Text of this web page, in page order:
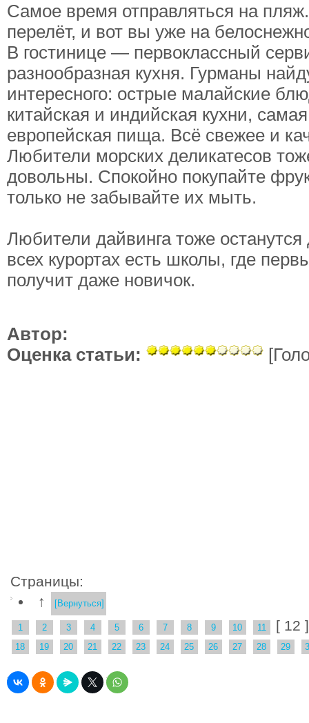
Самое время отправляться на
перелёт, и вот вы уже на
В гостинице — первоклассный
разнообразная кухня. Гурманы
интересного: острые малайские
китайская и индийская кухни,
европейская пища. Всё свежее и
Любители морских деликатесов
довольны. Спокойно покупайте
только не забывайте их мыть.
Любители дайвинга тоже
всех курортах есть школы, где
получит даже новичок.
Автор:
Оценка статьи:
Страницы:
↑
[Вернуться]
1 2 3 4 5 6 7 8 9 10 11 [ 12
18 19 20 21 22 23 24 25 26 27 28 29